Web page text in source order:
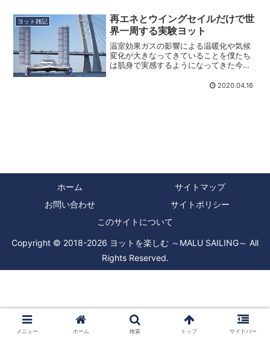
ヨット雑記
再エネとウイングセイルだけで世
界一周する実験ヨット
温室効果ガスの影響による温暖化や気候
変化が大きなってきていることを僕たち
は肌身で実感するようになってきた今日
った無しの状況になりつつあります。実
2020.04.16
ホーム
サイトマップ
お問い合わせ
サイトポリシー
このサイトについて
Copyright © 2018-2026 ヨットを楽しむ ～MALU SAILING～ All
Rights Reserved.
メニュー ホーム 検索 トップ サイドバー